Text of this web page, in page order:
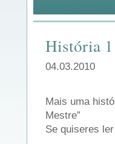
História
04.03.2010
Mais uma
Mestre”
Se quiseres